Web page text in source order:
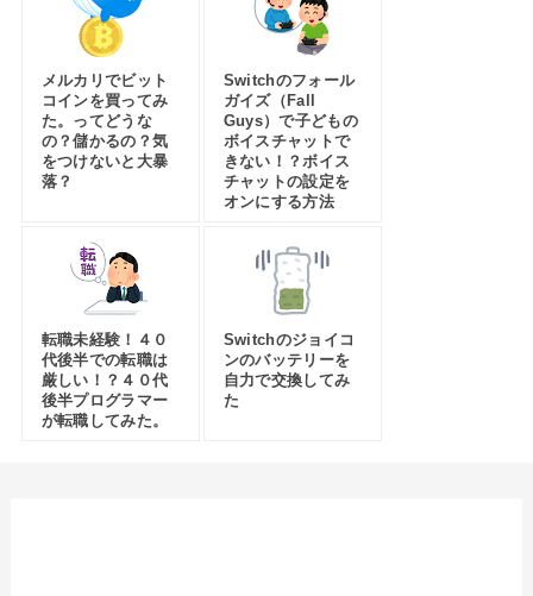
メルカリでビット
コインを買ってみ
た。ってどうな
の？儲かるの？気
をつけないと大暴
落？
Switchのフォール
ガイズ（Fall
Guys）で子どもの
ボイスチャットで
きない！？ボイス
チャットの設定を
オンにする方法
転職未経験！４０
代後半での転職は
厳しい！？４０代
後半プログラマー
が転職してみた。
Switchのジョイコ
ンのバッテリーを
自力で交換してみ
た